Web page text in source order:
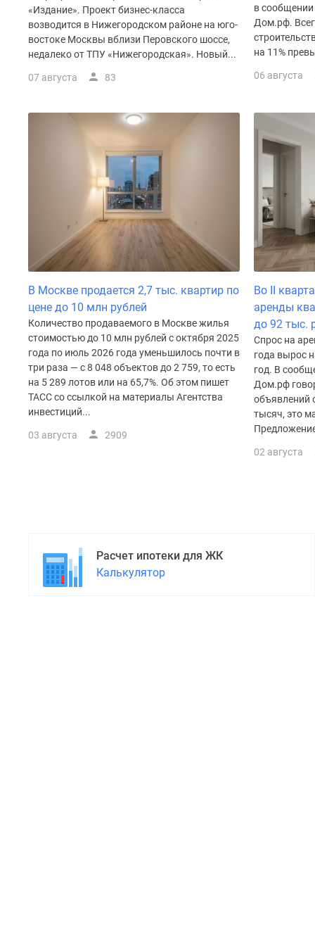
Рассрочка
коттеджи
поселки
водоема
Коттеджные
поселки
ипотеку
Бизнес-
Коттеджи
«Издание». Проект бизнес-класса
возводится в Нижегородском районе на юго-
востоке Москвы вблизи Перовского шоссе,
недалеко от ТПУ «Нижегородская». Новый...
07 августа 83
в
Дом.рф.
на 11%
06 августа
В Москве продается 2,7 тыс. квартир по
цене до 10 млн рублей
Количество продаваемого в Москве жилья
стоимостью до 10 млн рублей с октября 2025
года по июль 2026 года уменьшилось почти в
три раза — с 8 048 объектов до 2 759, то есть
на 5 289 лотов или на 65,7%. Об этом пишет
ТАСС со ссылкой на материалы Агентства
инвестиций...
03 августа 2909
Во II
аренды
до 92 тыс.
Спрос на
года вырос
год. В
Дом.рф
объявлений
тысяч, это
02 августа
Расчет ипотеки для ЖК
Калькулятор